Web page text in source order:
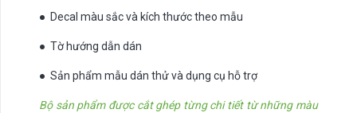
● Decal màu sắc và kích thước theo mẫu
● Tờ hướng dẫn dán
● Sản phẩm mẫu dán thử và dụng cụ hỗ trợ
Bộ sản phẩm được cắt ghép từng chi tiết từ những màu